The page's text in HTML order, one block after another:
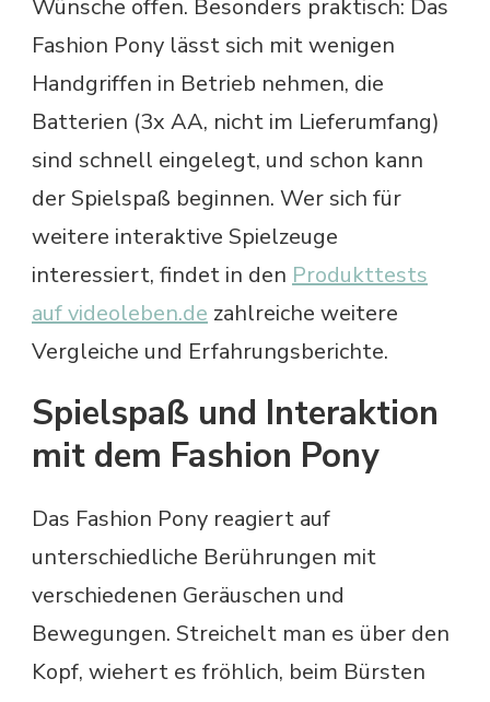
Wünsche offen. Besonders praktisch: Das
Fashion Pony lässt sich mit wenigen
Handgriffen in Betrieb nehmen, die
Batterien (3x AA, nicht im Lieferumfang)
sind schnell eingelegt, und schon kann
der Spielspaß beginnen. Wer sich für
weitere interaktive Spielzeuge
interessiert, findet in den Produkttests
auf videoleben.de zahlreiche weitere
Vergleiche und Erfahrungsberichte.
Spielspaß und Interaktion
mit dem Fashion Pony
Das Fashion Pony reagiert auf
unterschiedliche Berührungen mit
verschiedenen Geräuschen und
Bewegungen. Streichelt man es über den
Kopf, wiehert es fröhlich, beim Bürsten